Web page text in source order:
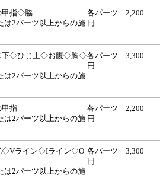
甲指◇脇
2パーツ以上からの施
各パーツ 2,200
円
下◇ひじ上◇お腹◇胸◇
2パーツ以上からの施
各パーツ 3,300
円
指
2パーツ以上からの施
各パーツ 2,200
円
◇Vライン◇Iライン◇O
2パーツ以上からの施
各パーツ 3,300
円